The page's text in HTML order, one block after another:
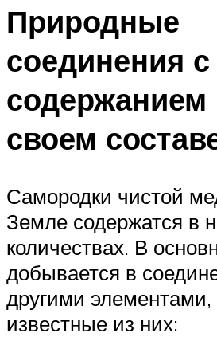
Природные
соединения с
своем
Самородки чистой
Земле содержатся в
количествах. В
добывается в
другими
известные из них: